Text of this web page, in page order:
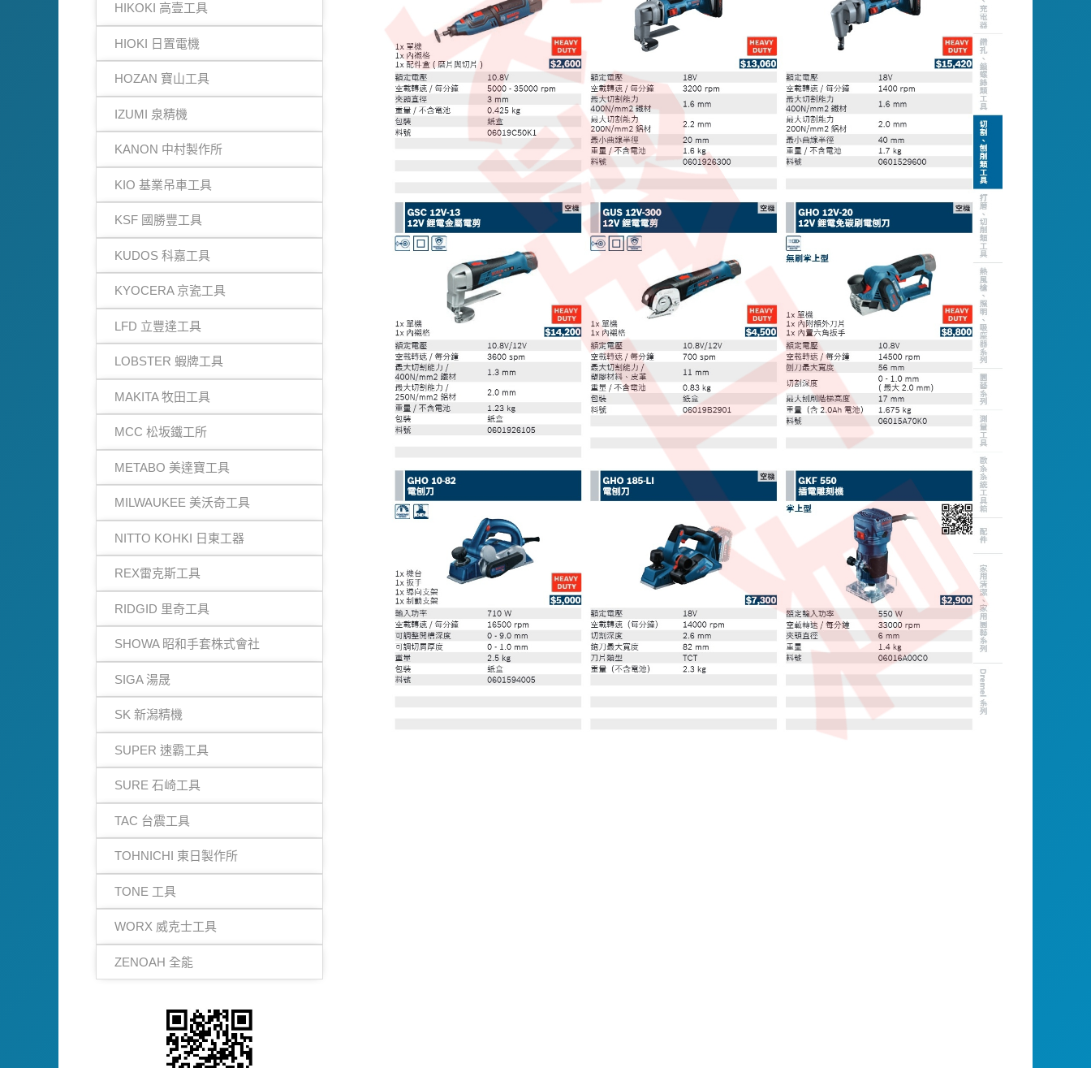
HIKOKI 高壹工具
HIOKI 日置電機
HOZAN 寶山工具
IZUMI 泉精機
KANON 中村製作所
KIO 基業吊車工具
KSF 國勝豐工具
KUDOS 科嘉工具
KYOCERA 京瓷工具
LFD 立豐達工具
LOBSTER 蝦牌工具
MAKITA 牧田工具
MCC 松坂鐵工所
METABO 美達寶工具
MILWAUKEE 美沃奇工具
NITTO KOHKI 日東工器
REX雷克斯工具
RIDGID 里奇工具
SHOWA 昭和手套株式會社
SIGA 湯晟
SK 新潟精機
SUPER 速霸工具
SURE 石崎工具
TAC 台震工具
TOHNICHI 東日製作所
TONE 工具
WORX 威克士工具
ZENOAH 全能